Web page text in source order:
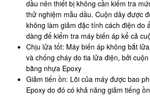
dầu nên thiết bị không cần kiểm tra
thử nghiệm mẫu dầu. Cuộn dây được
không làm giảm đặc tính cách điện do
dàng để kiểm tra máy biến áp kể cả
Chịu lửa tốt: Máy biến áp không bắt
và chống cháy do tia lửa điện, bởi
bằng nhựa Epoxy
Giảm tiến ồn: Lõi của máy được bao
Epoxy do đó có khả năng giảm tiếng